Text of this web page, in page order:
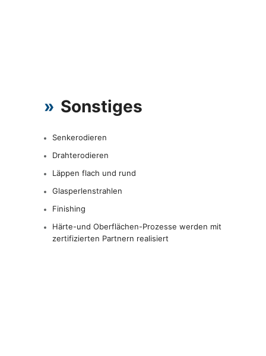
» Sonstiges
Senkerodieren
Drahterodieren
Läppen flach und rund
Glasperlenstrahlen
Finishing
Härte-und Oberflächen-Prozesse werden mit
zertifizierten Partnern realisiert